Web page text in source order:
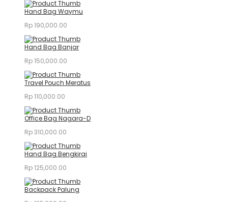
Hand Bag Waymu
Rp190,000.00
Hand Bag Banjar
Rp150,000.00
Travel Pouch Meratus
Rp110,000.00
Office Bag Nagara-D
Rp310,000.00
Hand Bag Bengkirai
Rp125,000.00
Backpack Palung